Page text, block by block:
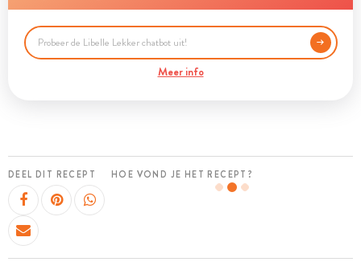
Meer info
DEEL DIT RECEPT HOE VOND JE HET RECEPT?